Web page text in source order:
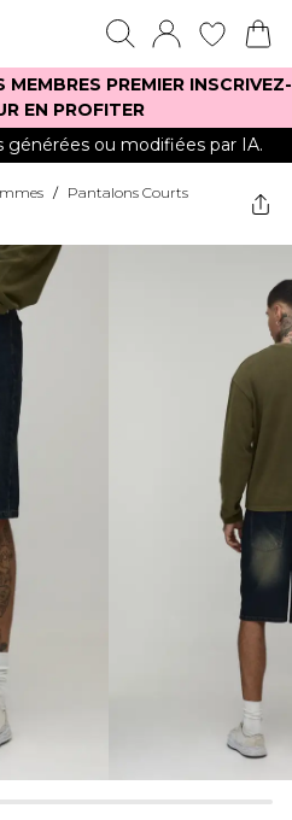
PREMIER INSCRIVEZ-
EN PROFITER
générées ou modifiées par IA.
/ Pantalons Courts